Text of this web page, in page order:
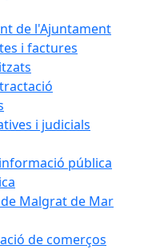
de l'Ajuntament
i factures
i judicials
pública
Malgrat de Mar
de comerços